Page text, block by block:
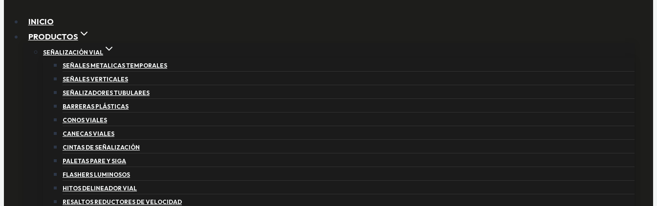
INICIO
PRODUCTOS
SEÑALIZACIÓN VIAL
SEÑALES METALICAS TEMPORALES
SEÑALES VERTICALES
SEÑALIZADORES TUBULARES
BARRERAS PLÁSTICAS
CONOS VIALES
CANECAS VIALES
CINTAS DE SEÑALIZACIÓN
PALETAS PARE Y SIGA
FLASHERS LUMINOSOS
HITOS DELINEADOR VIAL
RESALTOS REDUCTORES DE VELOCIDAD